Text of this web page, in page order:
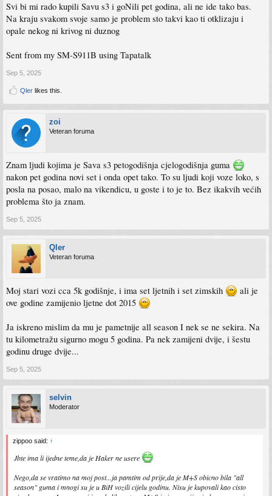
Svi bi mi rado kupili Savu s3 i goNili pet godina, ali ne ide tako bas.
Na kraju svakom svoje samo je problem sto takvi kao ti otklizaju i
opale nekog ni krivog ni duznog
Sent from my SM-S911B using Tapatalk
Sep 5, 2025
Qler likes this.
zoi
Veteran foruma
Znam ljudi kojima je Sava s3 petogodišnja cjelogodišnja guma
nakon pet godina novi set i onda opet tako. To su ljudi koji voze loko, s
posla na posao, malo na vikendicu, u goste i to je to. Bez ikakvih većih
problema što ja znam.
Sep 5, 2025
Qler
Veteran foruma
Moj stari vozi cca 5k godišnje, i ima set ljetnih i set zimskih
ali je
ove godine zamijenio ljetne dot 2015
Ja iskreno mislim da mu je pametnije all season I nek se ne sekira. Na
tu kilometražu sigurno mogu 5 godina. Pa nek zamijeni dvije, i šestu
godinu druge dvije...
Sep 5, 2025
selvin
Moderator
zippoo said: ↑
Jbte ima li ijedne teme,da je Haker ne usere
Nego,da se vratimo na moj post...ja pamtim od prije,da je M+S obicno bila "all
season" guma i mnogi su je u BiH vozili cijelu godinu. Nisu je kupovali kao cisto